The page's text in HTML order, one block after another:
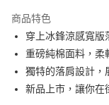
合作金庫商業銀行
華南商業銀行
上海商業儲蓄銀行
國泰世華商業銀行
臺灣中小企業銀行
6 期 0 利率 每期
華南商業銀行
上海商業儲蓄銀行
國泰世華商業銀行
12 期 0 利率 每
合作金庫商業銀行
上海商業儲蓄銀行
超商取貨付款
LINE Pay
商品特色
穿上冰鋒涼感寬版
重磅純棉面料，柔
獨特的落肩設計，
新品上市，讓你在